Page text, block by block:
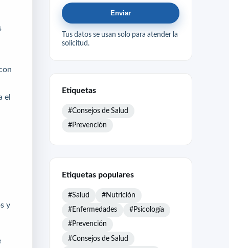
el
y
Enviar
Tus datos se usan solo para atender la
solicitud.
Etiquetas
#Consejos de Salud
#Prevención
Etiquetas populares
#Salud #Nutrición
#Enfermedades #Psicología
#Prevención
#Consejos de Salud